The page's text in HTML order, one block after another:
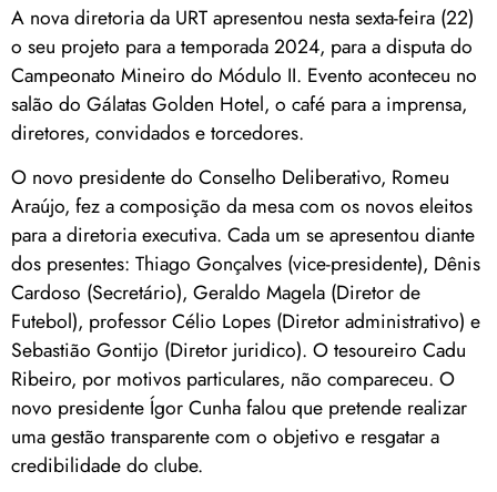
A nova diretoria da URT apresentou nesta sexta-feira (22)
o seu projeto para a temporada 2024, para a disputa do
Campeonato Mineiro do Módulo II. Evento aconteceu no
salão do Gálatas Golden Hotel, o café para a imprensa,
diretores, convidados e torcedores.
O novo presidente do Conselho Deliberativo, Romeu
Araújo, fez a composição da mesa com os novos eleitos
para a diretoria executiva. Cada um se apresentou diante
dos presentes: Thiago Gonçalves (vice-presidente), Dênis
Cardoso (Secretário), Geraldo Magela (Diretor de
Futebol), professor Célio Lopes (Diretor administrativo) e
Sebastião Gontijo (Diretor juridico). O tesoureiro Cadu
Ribeiro, por motivos particulares, não compareceu. O
novo presidente Ígor Cunha falou que pretende realizar
uma gestão transparente com o objetivo e resgatar a
credibilidade do clube.